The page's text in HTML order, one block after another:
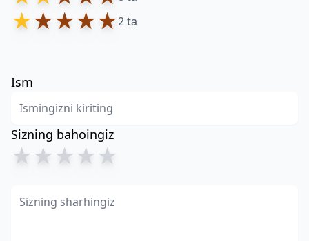
★★★★★2 ta
Ism
Sizning bahoingiz
★★★★★